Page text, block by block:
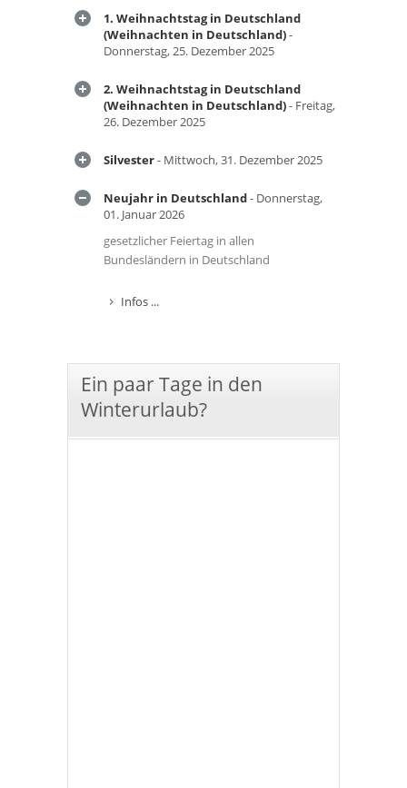
1. Weihnachtstag in Deutschland
(Weihnachten in Deutschland)-
Donnerstag, 25. Dezember 2025
2. Weihnachtstag in Deutschland
(Weihnachten in Deutschland)- Freitag,
26. Dezember 2025
Silvester- Mittwoch, 31. Dezember 2025
Neujahr in Deutschland- Donnerstag,
01. Januar 2026
gesetzlicher Feiertag in allen
Bundesländern in Deutschland
Infos ...
Ein paar Tage in den
Winterurlaub?